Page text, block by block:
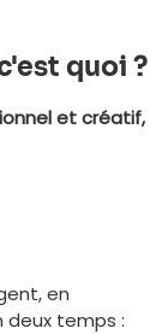
quoi ?
et créatif,
en
deux temps :